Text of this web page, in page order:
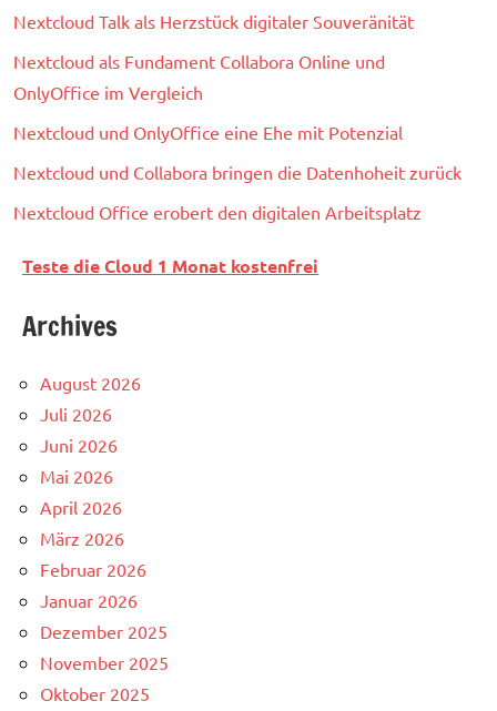
Nextcloud Talk als Herzstück digitaler Souveränität
Nextcloud als Fundament Collabora Online und
OnlyOffice im Vergleich
Nextcloud und OnlyOffice eine Ehe mit Potenzial
Nextcloud und Collabora bringen die Datenhoheit zurück
Nextcloud Office erobert den digitalen Arbeitsplatz
Teste die Cloud 1 Monat kostenfrei
Archives
August 2026
Juli 2026
Juni 2026
Mai 2026
April 2026
März 2026
Februar 2026
Januar 2026
Dezember 2025
November 2025
Oktober 2025